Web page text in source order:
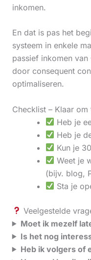
inkomen.
En dat is pas het
systeem in enkele
passief inkomen
door consequent
optimaliseren.
Checklist – Klaar om
Heb je
Heb je
Kun je
Weet je
(bijv. blog,
Sta je
Veelgestelde
Moet ik mezelf
Is het nog
Heb ik volgers of